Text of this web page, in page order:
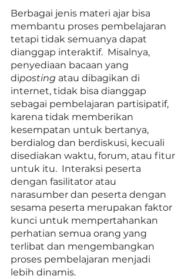
Berbagai jenis materi ajar bisa
membantu proses pembelajaran
tetapi tidak semuanya dapat
dianggap interaktif.  Misalnya,
penyediaan bacaan yang
diposting atau dibagikan di
internet, tidak bisa dianggap
sebagai pembelajaran partisipatif,
karena tidak memberikan
kesempatan untuk bertanya,
berdialog dan berdiskusi, kecuali
disediakan waktu, forum, atau fitur
untuk itu.  Interaksi peserta
dengan fasilitator atau
narasumber dan peserta dengan
sesama peserta merupakan faktor
kunci untuk mempertahankan
perhatian semua orang yang
terlibat dan mengembangkan
proses pembelajaran menjadi
lebih dinamis.